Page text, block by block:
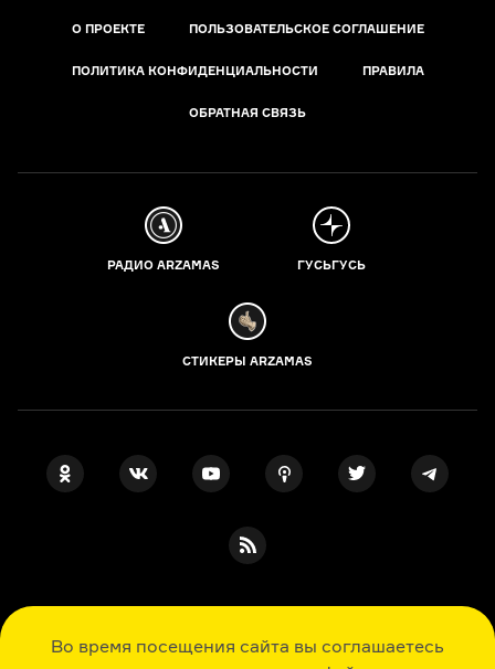
Во время посещения сайта вы соглашаетесь
О ПРОЕКТЕ ПОЛЬЗОВАТЕЛЬСКОЕ СОГЛАШЕНИЕ
ПОЛИТИКА КОНФИДЕНЦИАЛЬНОСТИ ПРАВИЛА
ОБРАТНАЯ СВЯЗЬ
РАДИО ARZAMAS ГУСЬГУСЬ
СТИКЕРЫ ARZAMAS